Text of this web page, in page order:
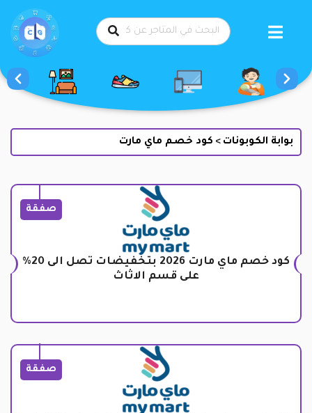
بوابة الكوبونات > كود خصم ماي مارت
صفقة
كود خصم ماي مارت 2026 بتخفيضات تصل الى 20%
على قسم الاثاث
صفقة